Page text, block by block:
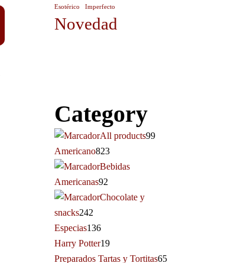
Esotérico Imperfecto
Novedad
Category
All products99
Americano823
Bebidas
Americanas92
Chocolate y
snacks242
Especias136
Harry Potter19
Preparados Tartas y Tortitas65